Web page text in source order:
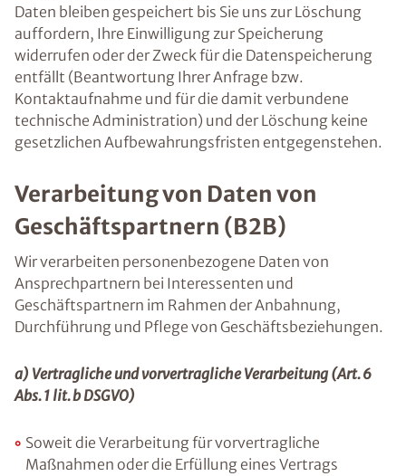
Daten bleiben gespeichert bis Sie uns zur Löschung
auffordern, Ihre Einwilligung zur Speicherung
widerrufen oder der Zweck für die Datenspeicherung
entfällt (Beantwortung Ihrer Anfrage bzw.
Kontaktaufnahme und für die damit verbundene
technische Administration) und der Löschung keine
gesetzlichen Aufbewahrungsfristen entgegenstehen.
Verarbeitung von Daten von
Geschäftspartnern (B2B)
Wir verarbeiten personenbezogene Daten von
Ansprechpartnern bei Interessenten und
Geschäftspartnern im Rahmen der Anbahnung,
Durchführung und Pflege von Geschäftsbeziehungen.
a) Vertragliche und vorvertragliche Verarbeitung (Art. 6
Abs. 1 lit. b DSGVO)
Soweit die Verarbeitung für vorvertragliche
Maßnahmen oder die Erfüllung eines Vertrags